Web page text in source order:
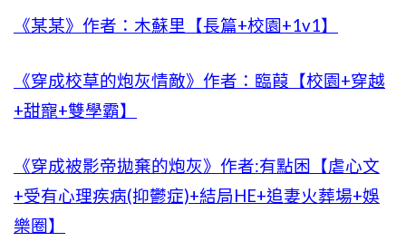
《某某》作者：木蘇里【長篇+校園+1v1】
《穿成校草的炮灰情敵》作者：臨葭【校園+穿越
+甜寵+雙學霸】
《穿成被影帝拋棄的炮灰》作者:有點困【虐心文
+受有心理疾病(抑鬱症)+結局HE+追妻火葬場+娛
樂圈】